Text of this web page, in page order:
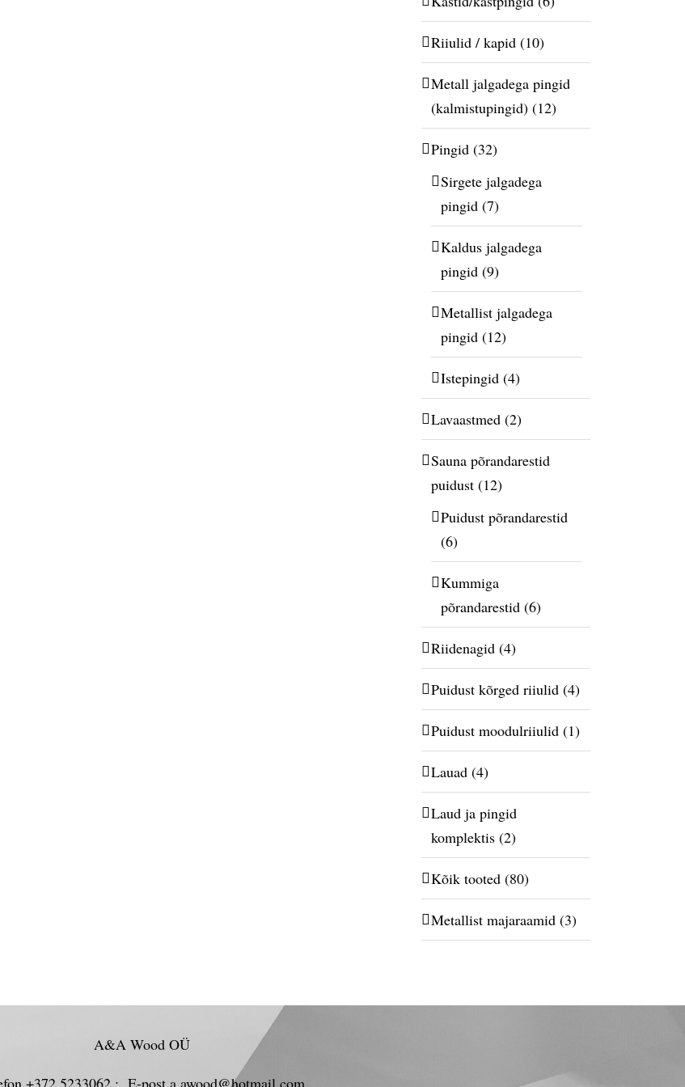
Riiulid / kapid (10)
Metall jalgadega pingid
(kalmistupingid) (12)
Pingid (32)
Sirgete jalgadega
pingid (7)
Kaldus jalgadega
pingid (9)
Metallist jalgadega
pingid (12)
Istepingid (4)
Lavaastmed (2)
Sauna põrandarestid
puidust (12)
Puidust põrandarestid
(6)
Kummiga
põrandarestid (6)
Riidenagid (4)
Puidust kõrged riiulid (4)
Puidust moodulriiulid (1)
Lauad (4)
Laud ja pingid
komplektis (2)
Kõik tooted (80)
Metallist majaraamid (3)
A&A Wood OÜ
+372 5233062 ; E-post a.awood@hotmail.com